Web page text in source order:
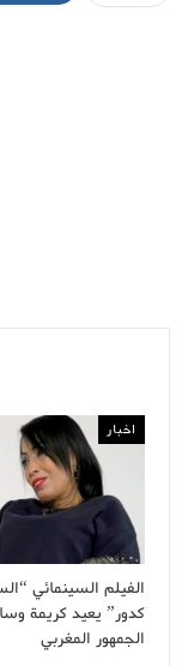
اخبار
الفيلم السينمائي
كدور” يعيد كريمة
الجمهور المغربي